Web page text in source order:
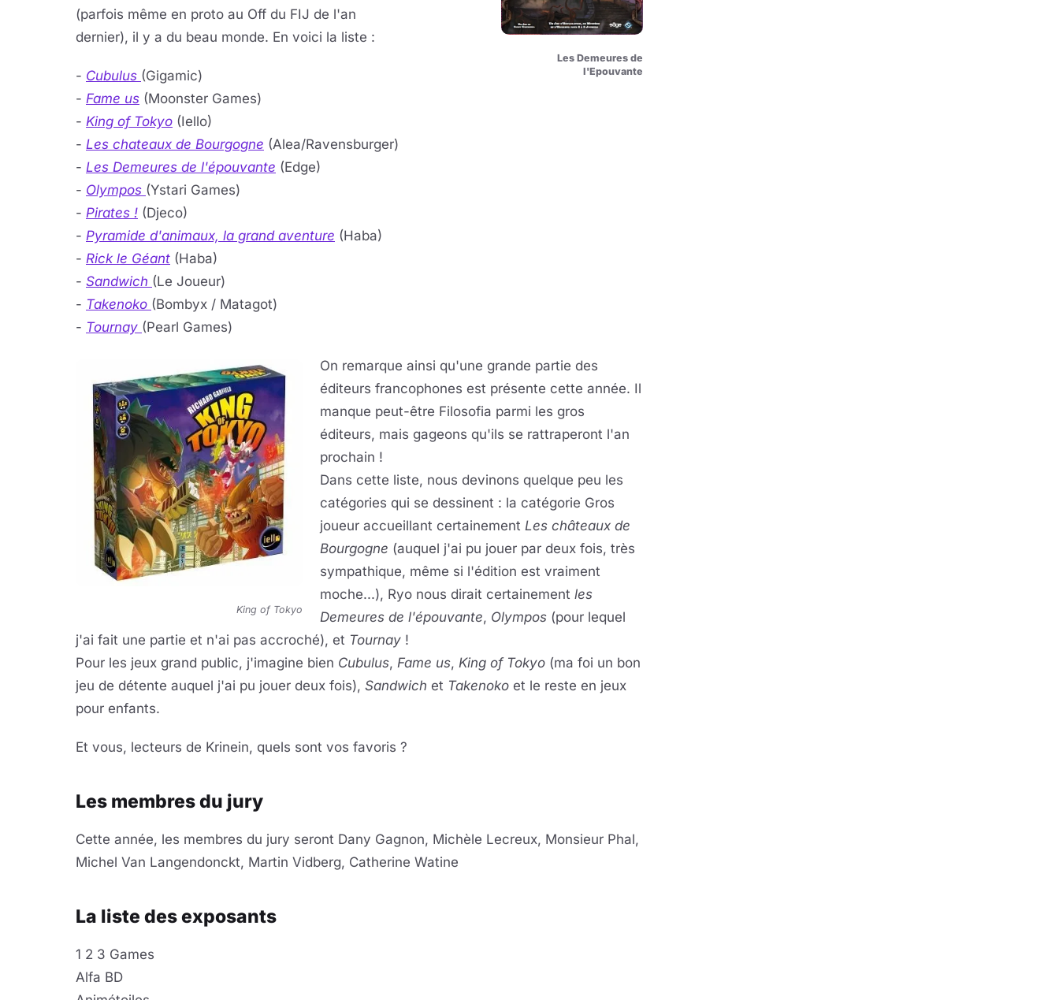
Les Demeures de
l'Epouvante
(parfois même en proto au Off du FIJ de l'an
dernier), il y a du beau monde. En voici la liste :
- Cubulus (Gigamic)
- Fame us (Moonster Games)
- King of Tokyo (Iello)
- Les chateaux de Bourgogne (Alea/Ravensburger)
- Les Demeures de l'épouvante (Edge)
- Olympos (Ystari Games)
- Pirates ! (Djeco)
- Pyramide d'animaux, la grand aventure (Haba)
- Rick le Géant (Haba)
- Sandwich (Le Joueur)
- Takenoko (Bombyx / Matagot)
- Tournay (Pearl Games)
King of Tokyo
On remarque ainsi qu'une grande partie des
éditeurs francophones est présente cette année. Il
manque peut-être Filosofia parmi les gros
éditeurs, mais gageons qu'ils se rattraperont l'an
prochain !
Dans cette liste, nous devinons quelque peu les
catégories qui se dessinent : la catégorie Gros
joueur accueillant certainement Les châteaux de
Bourgogne (auquel j'ai pu jouer par deux fois, très
sympathique, même si l'édition est vraiment
moche...), Ryo nous dirait certainement les
Demeures de l'épouvante, Olympos (pour lequel
j'ai fait une partie et n'ai pas accroché), et Tournay !
Pour les jeux grand public, j'imagine bien Cubulus, Fame us, King of Tokyo (ma foi un bon
jeu de détente auquel j'ai pu jouer deux fois), Sandwich et Takenoko et le reste en jeux
pour enfants.
Et vous, lecteurs de Krinein, quels sont vos favoris ?
Les membres du jury
Cette année, les membres du jury seront Dany Gagnon, Michèle Lecreux, Monsieur Phal,
Michel Van Langendonckt, Martin Vidberg, Catherine Watine
La liste des exposants
1 2 3 Games
Alfa BD